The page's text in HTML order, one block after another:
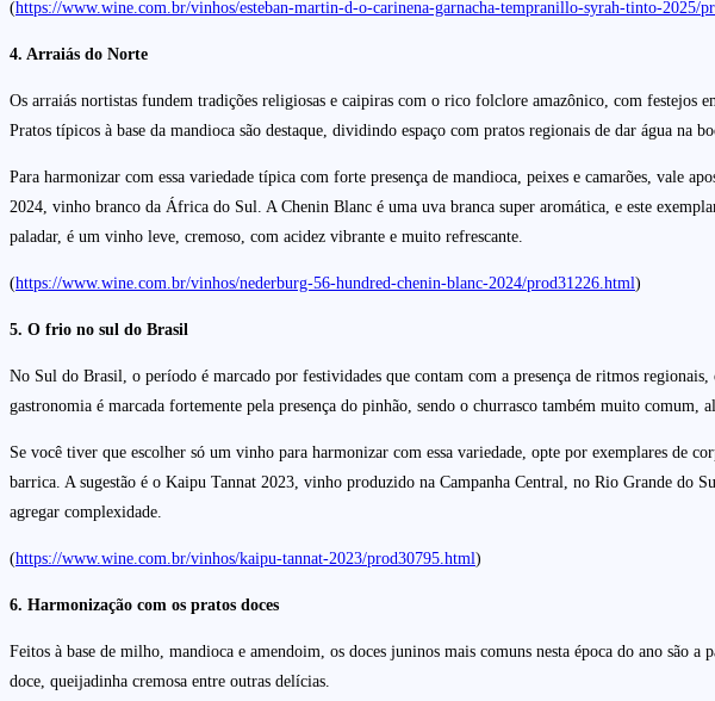
(https://www.wine.com.br/vinhos/esteban-martin-d-o-carinena-garnacha-tempranillo-syrah-tinto-2025/
4. Arraiás do Norte
Os arraiás nortistas fundem tradições religiosas e caipiras com o rico folclore amazônico, com
Pratos típicos à base da mandioca são destaque, dividindo espaço com pratos regionais de dar água na
Para harmonizar com essa variedade típica com forte presença de mandioca, peixes e camarões, vale
2024, vinho branco da África do Sul. A Chenin Blanc é uma uva branca super aromática, e este
paladar, é um vinho leve, cremoso, com acidez vibrante e muito refrescante.
(https://www.wine.com.br/vinhos/nederburg-56-hundred-chenin-blanc-2024/prod31226.html)
5. O frio no sul do Brasil
No Sul do Brasil, o período é marcado por festividades que contam com a presença de ritmos
gastronomia é marcada fortemente pela presença do pinhão, sendo o churrasco também muito comum,
Se você tiver que escolher só um vinho para harmonizar com essa variedade, opte por exemplares de
barrica. A sugestão é o Kaipu Tannat 2023, vinho produzido na Campanha Central, no Rio Grande do
agregar complexidade.
(https://www.wine.com.br/vinhos/kaipu-tannat-2023/prod30795.html)
6. Harmonização com os pratos doces
Feitos à base de milho, mandioca e amendoim, os doces juninos mais comuns nesta época do ano
doce, queijadinha cremosa entre outras delícias.